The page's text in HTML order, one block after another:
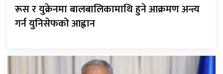
रूस र युक्रेनमा बालबालिकामाथि हुने आक्रमण अन्त्य
गर्न युनिसेफको आह्वान